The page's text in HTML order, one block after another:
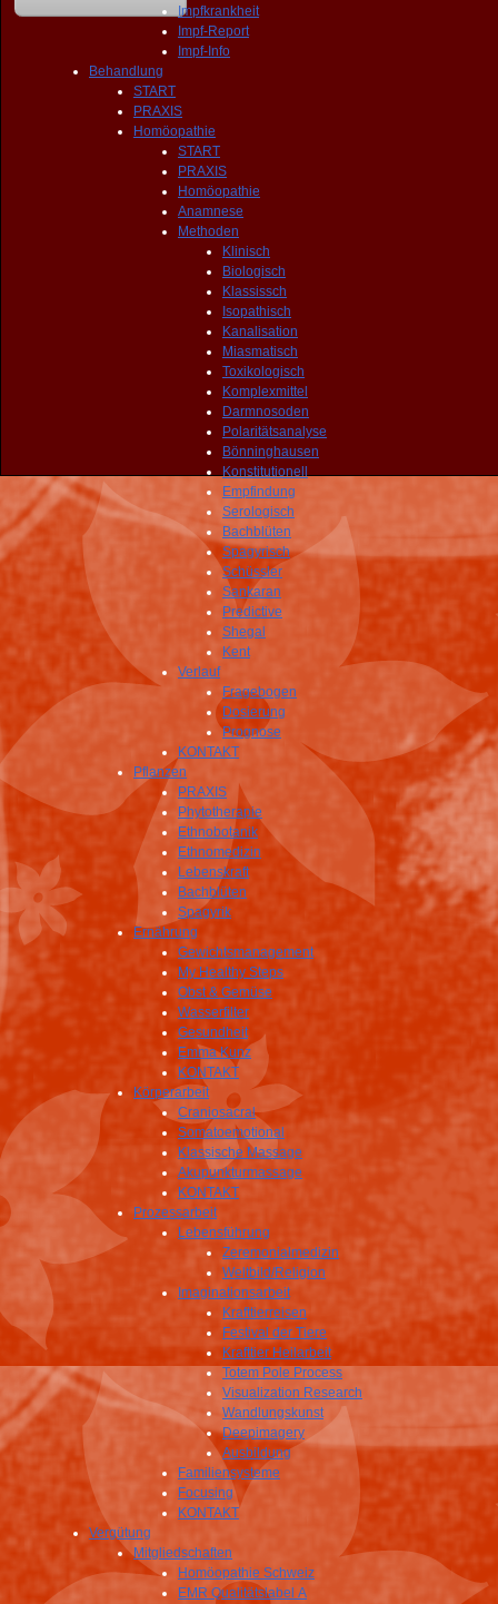
Impfkrankheit
Impf-Report
Impf-Info
Behandlung
START
PRAXIS
Homöopathie
START
PRAXIS
Homöopathie
Anamnese
Methoden
Klinisch
Biologisch
Klassissch
Isopathisch
Kanalisation
Miasmatisch
Toxikologisch
Komplexmittel
Darmnosoden
Polaritätsanalyse
Bönninghausen
Konstitutionell
Empfindung
Serologisch
Bachblüten
Spagyrisch
Schüssler
Sankaran
Predictive
Shegal
Kent
Verlauf
Fragebogen
Dosierung
Prognose
KONTAKT
Pflanzen
PRAXIS
Phytotherapie
Ethnobotanik
Ethnomedizin
Lebenskraft
Bachblüten
Spagyrik
Ernährung
Gewichtsmanagement
My Healthy Steps
Obst & Gemüse
Wasserfilter
Gesundheit
Emma Kunz
KONTAKT
Körperarbeit
Craniosacral
Somatoemotional
Klassische Massage
Akupunkturmassage
KONTAKT
Prozessarbeit
Lebensführung
Zeremonialmedizin
Weltbild/Religion
Imaginationsarbeit
Krafttierreisen
Festival der Tiere
Krafttier Heilarbeit
Totem Pole Process
Visualization Research
Wandlungskunst
Deepimagery
Ausbildung
Familiensysteme
Focusing
KONTAKT
Vergütung
Mitgliedschaften
Homöopathie Schweiz
EMR Qualitätslabel A